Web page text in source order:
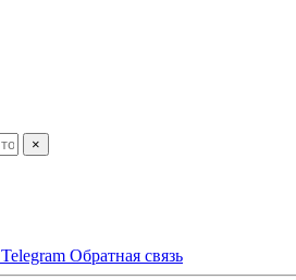
×
Telegram Обратная связь